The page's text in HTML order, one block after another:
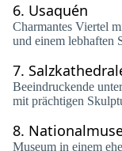
6. Usaquén
Charmantes Viertel
und einem lebhaften
7.
Beeindruckende
mit prächtigen
8.
Museum in einem